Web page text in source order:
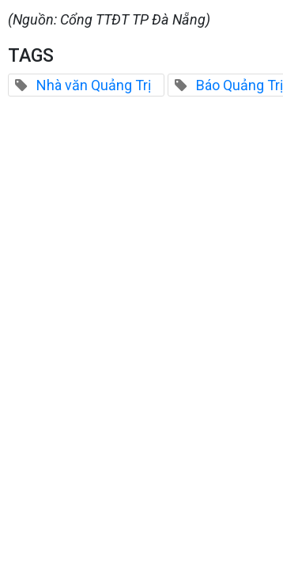
(Nguồn: Cổng TTĐT TP Đà Nẵng)
TAGS
Nhà văn Quảng Trị Báo Quảng Trị